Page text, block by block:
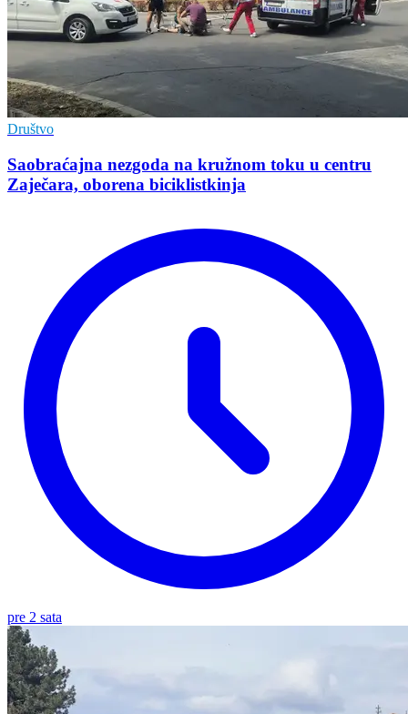
Društvo
Saobraćajna nezgoda na kružnom toku u centru
Zaječara, oborena biciklistkinja
pre 2 sata